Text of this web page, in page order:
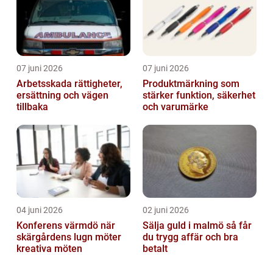
07 juni 2026
Arbetsskada rättigheter,
ersättning och vägen
tillbaka
07 juni 2026
Produktmärkning som
stärker funktion, säkerhet
och varumärke
04 juni 2026
Konferens värmdö när
skärgårdens lugn möter
kreativa möten
02 juni 2026
Sälja guld i malmö så får
du trygg affär och bra
betalt